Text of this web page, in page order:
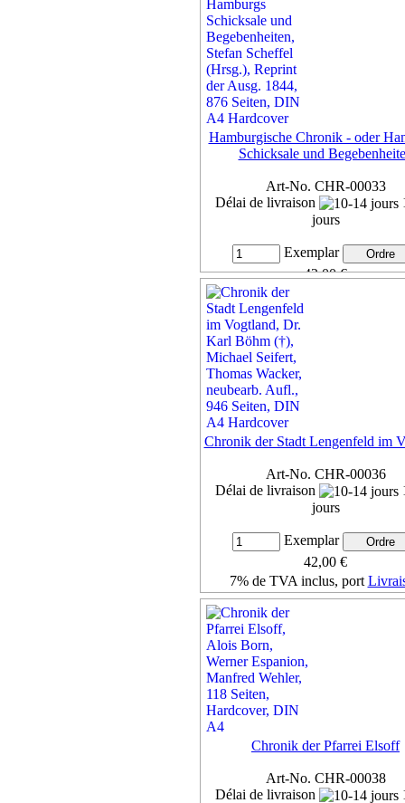
Hamburgische Chronik - oder
Schicksale und
Art-No. CHR-00033
Délai de livraison
jours
Exemplar
42,00 €
7% de TVA inclus, port
Détails ...
Chronik der Stadt Lengenfeld im
Art-No. CHR-00036
Délai de livraison
jours
Exemplar
42,00 €
7% de TVA inclus, port
Chronik der Pfarrei Elsoff
Art-No. CHR-00038
Délai de livraison